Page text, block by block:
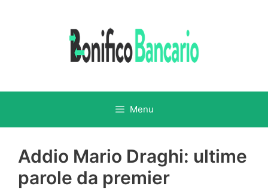
Menu
Addio Mario Draghi: ultime
parole da premier